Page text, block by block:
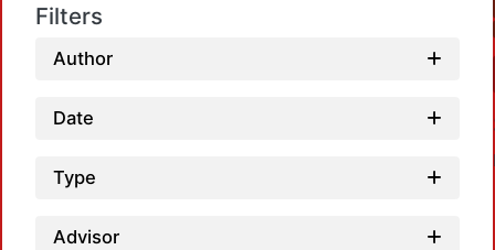
Filters
Author
Date
Type
Advisor